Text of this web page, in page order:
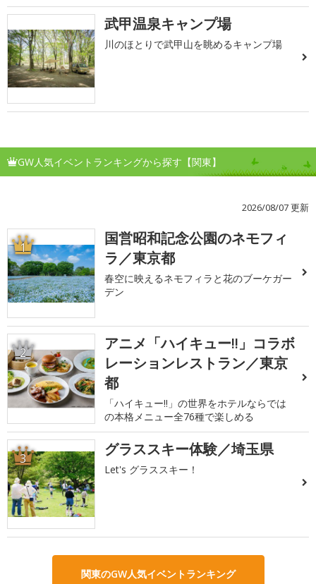
武甲温泉キャンプ場
川のほとりで武甲山を眺めるキャンプ場
GW人気イベントランキングから探す【関東】
2026/08/07 更新
1
国営昭和記念公園のネモフィ
ラ／東京都
春空に映えるネモフィラと花のブーケガー
デン
2
アニメ「ハイキュー!!」コラボ
レーションレストラン／東京
都
「ハイキュー!!」の世界をホテルならでは
の本格メニュー全76種で楽しめる
3 グラススキー体験／埼玉県
Let's グラススキー！
関東のGW人気イベントランキング